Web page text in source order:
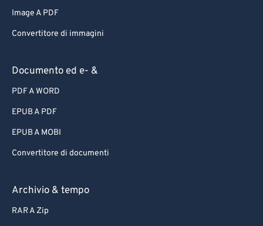
Image A PDF
Convertitore di immagini
Documento ed e- &
PDF A WORD
EPUB A PDF
EPUB A MOBI
Convertitore di documenti
Archivio & tempo
RAR A Zip